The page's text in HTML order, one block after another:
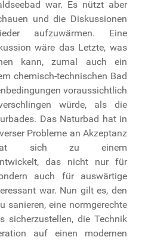
war. Es nützt aber
und die Diskussionen
aufzuwärmen. Eine
wäre das Letzte, was
kann, zumal auch ein
chemisch-technischen Bad
voraussichtlich
würde, als die
Das Naturbad hat in
Probleme an Akzeptanz
sich zu einem
das nicht nur für
auch für auswärtige
war. Nun gilt es, den
sanieren, eine normgerechte
sicherzustellen, die Technik
auf einen modernen